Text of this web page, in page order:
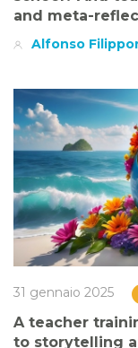
and meta-
Alfonso
31 gennaio 2025
A teacher
to storytelling